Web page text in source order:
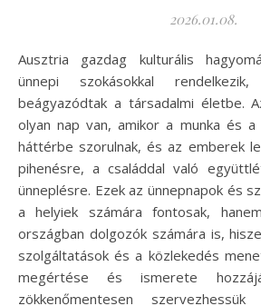
2026.01.08.
Ausztria gazdag kulturális hagyományokkal és színes
ünnepi szokásokkal
beágyazódtak a társadalmi életbe.
olyan nap van, amikor a munka és
háttérbe szorulnak, és az emberek
pihenésre, a családdal való
ünneplésre. Ezek az ünnepnapok és
a helyiek számára fontosak,
országban dolgozók számára is,
szolgáltatások és a közlekedés
megértése és ismerete
zökkenőmentesen